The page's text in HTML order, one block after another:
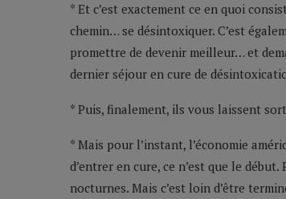
* Et c’est exactement ce en quoi
chemin… se désintoxiquer. C’est
promettre de devenir meilleur… et
dernier séjour en cure de
* Puis, finalement, ils vous laissent
* Mais pour l’instant, l’économie
d’entrer en cure, ce n’est que le
nocturnes. Mais c’est loin d’être